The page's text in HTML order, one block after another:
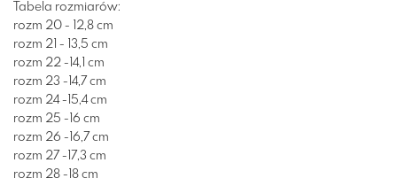
Tabela rozmiarów:
rozm 20 - 12,8 cm
rozm 21 - 13,5 cm
rozm 22 -14,1 cm
rozm 23 -14,7 cm
rozm 24 -15,4 cm
rozm 25 -16 cm
rozm 26 -16,7 cm
rozm 27 -17,3 cm
rozm 28 -18 cm